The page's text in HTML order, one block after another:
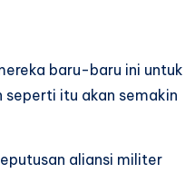
baru-baru ini untuk
itu akan semakin
aliansi militer